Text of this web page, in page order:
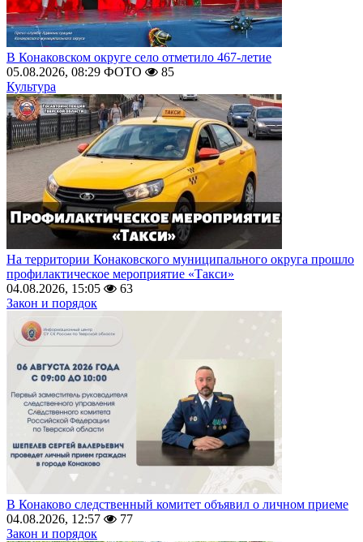
В Конаковском округе село отметило 467-летие
05.08.2026, 08:29 ФОТО
85
Культура
На территории Конаковского муниципального округа прошло
профилактическое мероприятие «Такси»
04.08.2026, 15:05
63
Закон и порядок
В Конаково следственный комитет объявил о личном приеме
04.08.2026, 12:57
77
Закон и порядок